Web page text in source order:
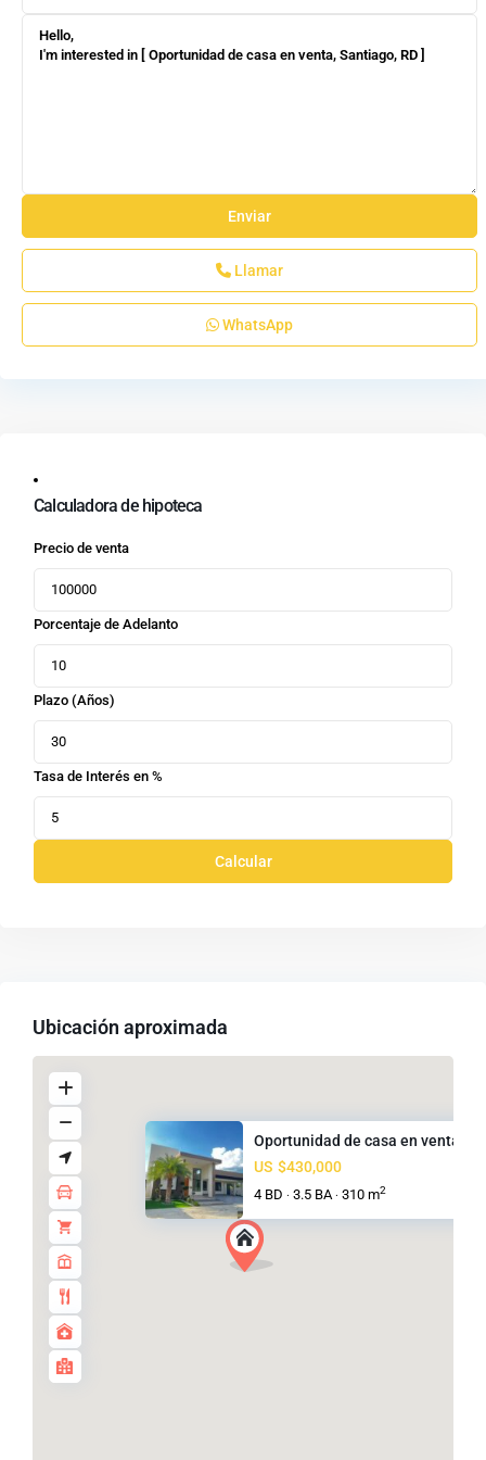
Llamar
WhatsApp
Calculadora de hipoteca
Precio de venta
Porcentaje de Adelanto
Plazo (Años)
Tasa de Interés en %
Calcular
Ubicación aproximada
Oportunidad de casa en venta, ...
US $430,000
4 BD · 3.5 BA · 310 m2